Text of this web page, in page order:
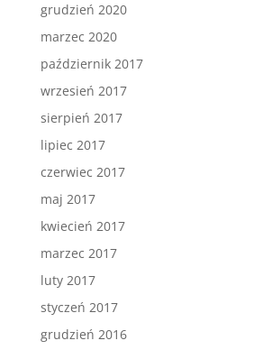
grudzień 2020
marzec 2020
październik 2017
wrzesień 2017
sierpień 2017
lipiec 2017
czerwiec 2017
maj 2017
kwiecień 2017
marzec 2017
luty 2017
styczeń 2017
grudzień 2016